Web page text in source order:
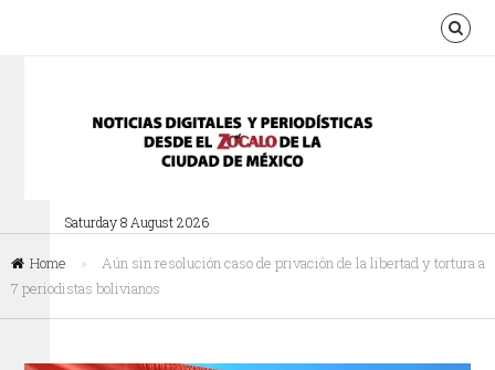
Saturday 8 August 2026
Home »
Aún sin resolución caso de privación de la libertad y tortura a
7 periodistas bolivianos